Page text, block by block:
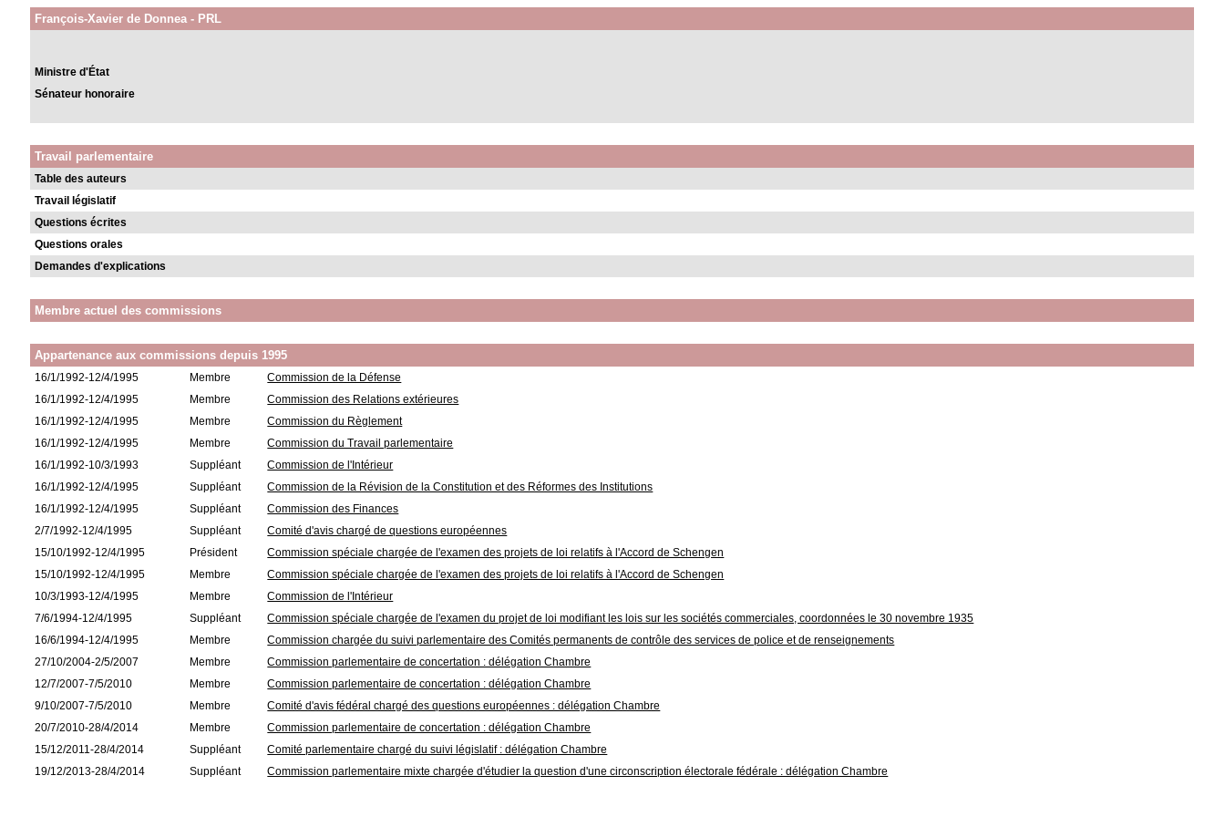
François-Xavier de Donnea - PRL
Ministre d'État
Sénateur honoraire
Travail parlementaire
Table des auteurs
Travail législatif
Questions écrites
Questions orales
Demandes d'explications
Membre actuel des commissions
Appartenance aux commissions depuis 1995
16/1/1992-12/4/1995 Membre
Commission de la Défense
16/1/1992-12/4/1995
Membre
Commission des Relations extérieures
16/1/1992-12/4/1995
Membre
Commission du Règlement
16/1/1992-12/4/1995
Membre
Commission du Travail parlementaire
16/1/1992-10/3/1993
Suppléant
Commission de l'Intérieur
16/1/1992-12/4/1995
Suppléant
Commission de la Révision de la Constitution et des Réformes des Institutions
16/1/1992-12/4/1995
Suppléant
Commission des Finances
2/7/1992-12/4/1995
Suppléant
Comité d'avis chargé de questions européennes
15/10/1992-12/4/1995
Président
Commission spéciale chargée de l'examen des projets de loi relatifs à l'Accord de Schengen
15/10/1992-12/4/1995
Membre
Commission spéciale chargée de l'examen des projets de loi relatifs à l'Accord de Schengen
10/3/1993-12/4/1995
Membre
Commission de l'Intérieur
7/6/1994-12/4/1995
Suppléant
Commission spéciale chargée de l'examen du projet de loi modifiant les lois sur les sociétés commerciales, coordonnées le 30 novembre 1935
16/6/1994-12/4/1995
Membre
Commission chargée du suivi parlementaire des Comités permanents de contrôle des services de police et de renseignements
27/10/2004-2/5/2007
Membre
Commission parlementaire de concertation : délégation Chambre
12/7/2007-7/5/2010
Membre
Commission parlementaire de concertation : délégation Chambre
9/10/2007-7/5/2010
Membre
Comité d'avis fédéral chargé des questions européennes : délégation Chambre
20/7/2010-28/4/2014
Membre
Commission parlementaire de concertation : délégation Chambre
15/12/2011-28/4/2014
Suppléant
Comité parlementaire chargé du suivi législatif : délégation Chambre
19/12/2013-28/4/2014
Suppléant Commission parlementaire mixte chargée d'étudier la question d'une circonscription électorale fédérale : délégation Chambre